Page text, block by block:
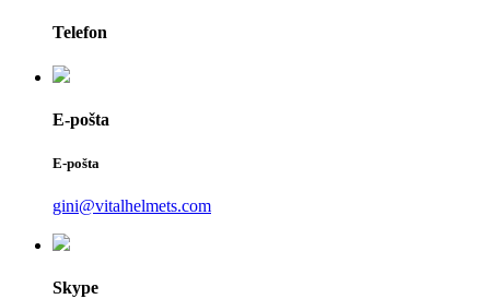
Telefon
E-pošta
E-pošta
gini@vitalhelmets.com
Skype